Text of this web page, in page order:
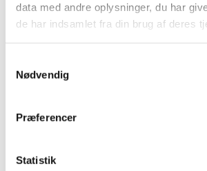
data med andre oplysninger, du har
de har indsamlet fra din brug af deres
Nødvendig
Præferencer
Statistik